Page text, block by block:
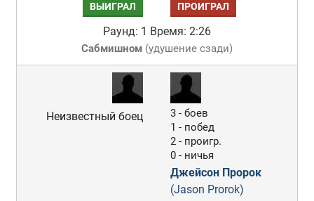
ВЫИГРАЛ ПРОИГРАЛ
Раунд: 1 Время: 2:26
Сабмишном(удушение сзади)
Неизвестный боец
3 - боев
1 - побед
2 - проигр.
0 - ничья
Джейсон Пророк
(Jason Prorok)